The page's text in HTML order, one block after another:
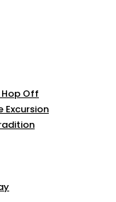
Hop Off
Excursion